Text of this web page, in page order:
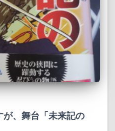
、舞台「未来記の